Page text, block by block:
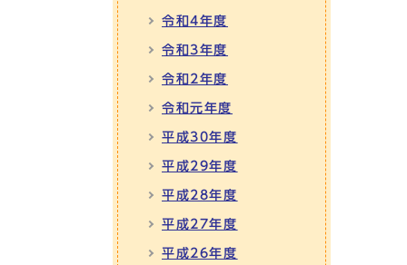
令和4年度
令和3年度
令和2年度
令和元年度
平成30年度
平成29年度
平成28年度
平成27年度
平成26年度